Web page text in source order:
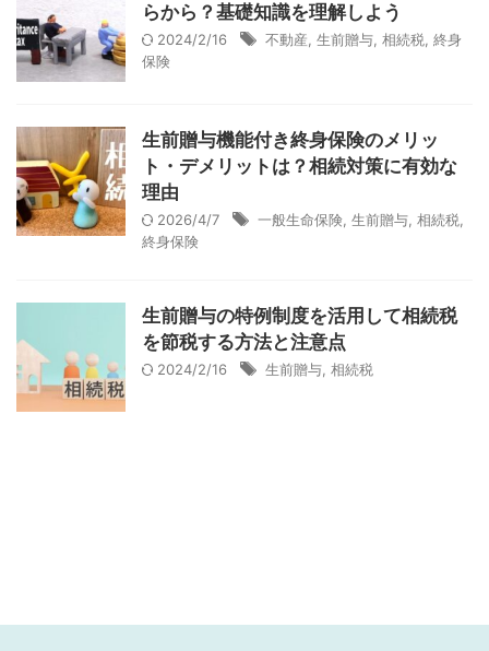
らから？基礎知識を理解しよう
2024/2/16 不動産 生前贈与 相続税 終身
保険
生前贈与機能付き終身保険のメリッ
ト・デメリットは？相続対策に有効な
理由
2026/4/7 一般生命保険 生前贈与 相続税
終身保険
生前贈与の特例制度を活用して相続税
を節税する方法と注意点
2024/2/16 生前贈与 相続税